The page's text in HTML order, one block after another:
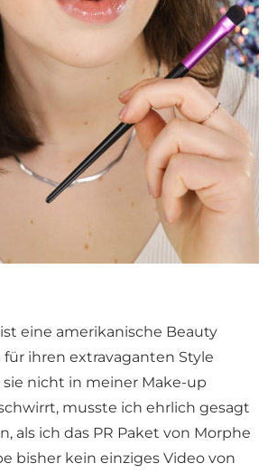
ist eine amerikanische Beauty
ihren extravaganten Style
sie nicht in meiner Make-up
musste ich ehrlich gesagt
als ich das PR Paket von Morphe
bisher kein einziges Video von